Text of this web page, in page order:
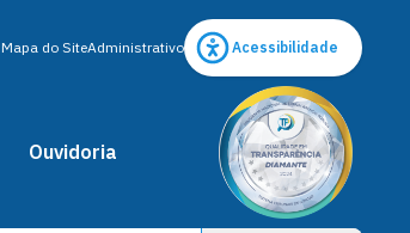
Mapa do SiteAdministrativo Acessibilidade
Ouvidoria